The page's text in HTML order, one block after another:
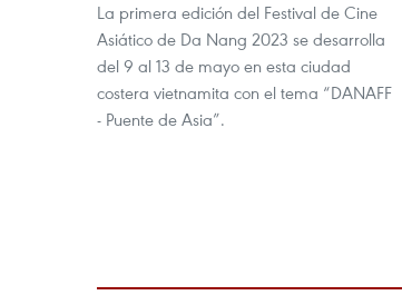
La primera edición del Festival de Cine
Asiático de Da Nang 2023 se desarrolla
del 9 al 13 de mayo en esta ciudad
costera vietnamita con el tema “DANAFF
- Puente de Asia”.